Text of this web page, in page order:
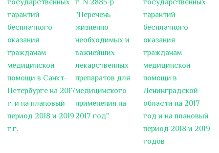
Глубокоуважаемые коллеги!
Приглашаем Вас принять участие в...
Тулиевый лазер в отделении
урологии
В урологическом отделении № 12
СПб ГБУЗ "Городская больница
№15" на...
Как гореть на работе, не
выгорая. Анна Чернорай, к.м.н.,
председатель Ассоциации
государственных
гарантий
бесплатного
оказания
гражданам
медицинской
помощи в Санкт-
Петербурге на 2017
г. и на плановый
период 2018 и 2019
г.г.
г. N 2885-р
"Перечень
жизненно
необходимых и
важнейших
лекарственных
препаратов для
медицинского
применения на
2017 год".
государственных
гарантий
бесплатного
оказания
гражданам
медицинской
помощи в
Ленинградской
области на 2017
год и на плановый
период 2018 и 2019
годов